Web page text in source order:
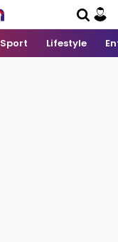
Sport Lifestyle